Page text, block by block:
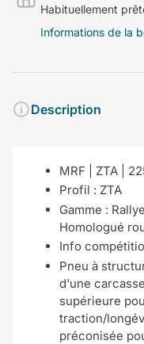
Habituellement
Informations de la
Description
MRF | ZTA |
Profil : ZTA
Gamme :
Homologué
Info
Pneu à
d'une
supérieure
traction/
préconisée